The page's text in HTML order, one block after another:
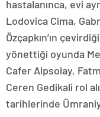
hastalanınca, evi
Lodovica Cima,
Özçapkın’ın
yönettiği oyunda
Cafer Alpsolay,
Ceren Gedikali rol
tarihlerinde